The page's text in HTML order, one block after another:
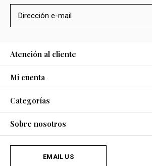
Atención al cliente
Mi cuenta
Categorías
Sobre nosotros
EMAIL US